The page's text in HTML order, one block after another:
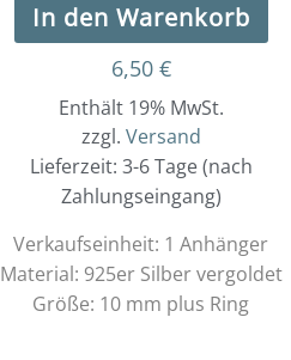
In den Warenkorb
6,50 €
Enthält 19% MwSt.
zzgl. Versand
Lieferzeit: 3-6 Tage (nach
Zahlungseingang)
Verkaufseinheit: 1 Anhänger
Material: 925er Silber vergoldet
Größe: 10 mm plus Ring